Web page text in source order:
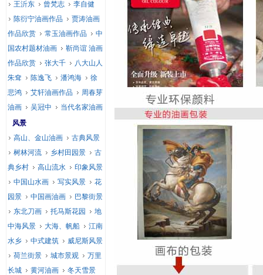
王沂东
曾梵志
李自健
陈衍宁油画作品
贾涛油画
作品欣赏
常玉油画作品
中
国农村题材油画
靳尚谊 油画
作品欣赏
张大千
八大山人
朱耷
陈逸飞 潘鸿海
徐
悲鸿
艾轩油画作品
周春芽
油画
吴冠中
当代名家油画
风景
高山、金山油画
古典风景
树林河流
乡村田园景
古
典乡村
高山流水
印象风景
中国山水画
写实风景
花
园景
中国画油画
巴黎街景
东北刀画
托马斯花园
地
中海风景
大海、帆船
江南
水乡
中式建筑
威尼斯风景
荷兰街景
城市景观
万里
长城
黄河油画
冬天雪景